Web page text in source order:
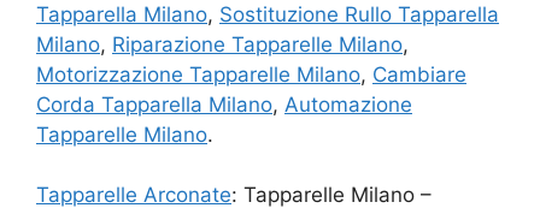
Tapparella Milano, Sostituzione Rullo Tapparella
Milano, Riparazione Tapparelle Milano,
Motorizzazione Tapparelle Milano, Cambiare
Corda Tapparella Milano, Automazione
Tapparelle Milano.
Tapparelle Arconate: Tapparelle Milano –